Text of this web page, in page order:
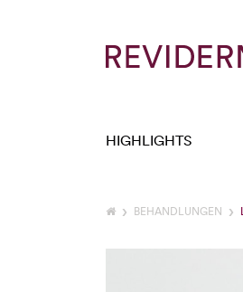
HIGHLIGHTS
BEHANDLUNGEN